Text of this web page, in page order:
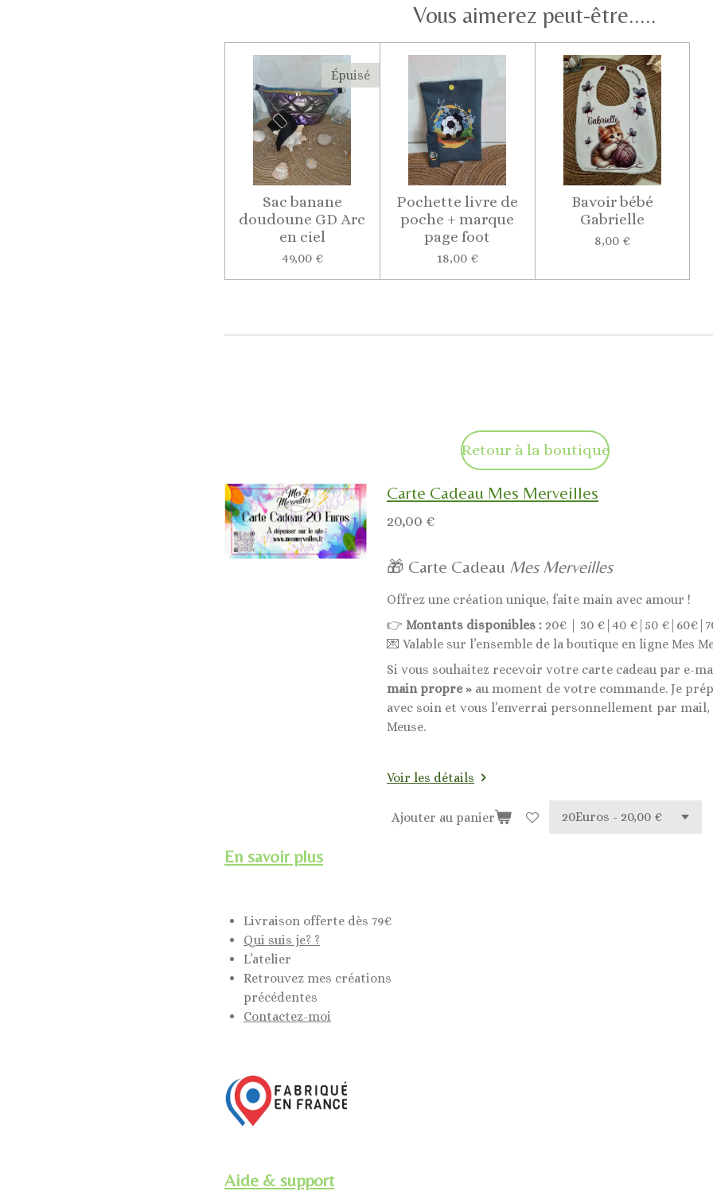
Vous aimerez peut-être.....
Épuisé
Sac banane
doudoune GD Arc
en ciel
49,00 €
Pochette livre de
poche + marque
page foot
18,00 €
Bavoir bébé
Gabrielle
8,00 €
Retour à la boutique
Carte Cadeau Mes Merveilles
20,00 €
🎁 Carte Cadeau Mes Merveilles
Offrez une création unique, faite main avec amour !
👉 Montants disponibles : 20€ | 30 €|40 €|50
💌 Valable sur l’ensemble de la boutique en ligne Mes
Si vous souhaitez recevoir votre carte cadeau par e-
main propre » au moment de votre commande. Je
avec soin et vous l’enverrai personnellement par
Meuse.
Voir les détails
Ajouter au panier
En savoir plus
Livraison offerte dès 79€
Qui suis je? ?
L’atelier
Retrouvez mes créations
précédentes
Contactez-moi
Aide & support